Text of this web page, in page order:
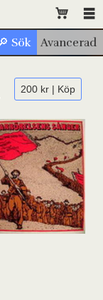
200 kr | Köp